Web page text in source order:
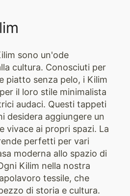
sono un'ode
cultura. Conosciuti per
piatto senza pelo, i Kilim
il loro stile minimalista
audaci. Questi tappeti
desidera aggiungere un
vivace ai propri spazi. La
perfetti per vari
moderna allo spazio di
Kilim nella nostra
tessile, che
di storia e cultura.